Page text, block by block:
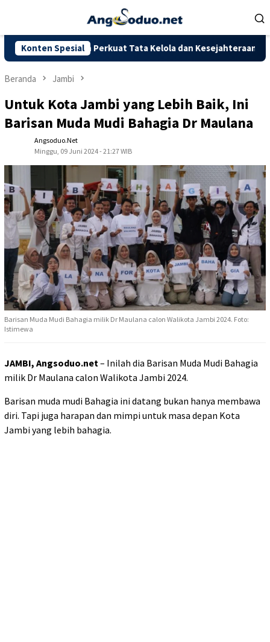
Konten Spesial
Perkuat Tata Kelola dan Kesejahteraan Masyarakat
Beranda Jambi
Untuk Kota Jambi yang Lebih Baik, Ini
Barisan Muda Mudi Bahagia Dr Maulana
Angsoduo.net
Minggu, 09 Juni 2024 - 21:27 WIB
Barisan Muda Mudi Bahagia milik Dr Maulana calon Walikota Jambi 2024. Foto:
Istimewa
JAMBI, Angsoduo.net – Inilah dia Barisan Muda Mudi Bahagia
milik Dr Maulana calon Walikota Jambi 2024.
Barisan muda mudi Bahagia ini datang bukan hanya membawa
diri. Tapi juga harapan dan mimpi untuk masa depan Kota
Jambi yang lebih bahagia.